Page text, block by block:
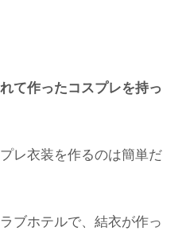
て作ったコスプレを持っ
レ衣装を作るのは簡単だ
ブホテルで、結衣が作っ